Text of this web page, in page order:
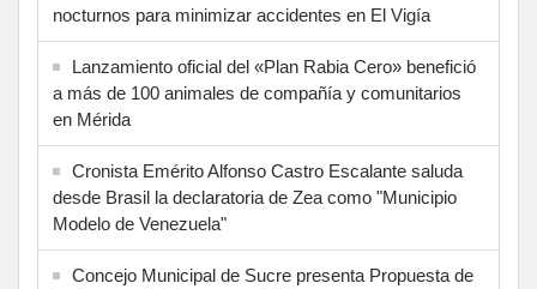
nocturnos para minimizar accidentes en El Vigía
Lanzamiento oficial del «Plan Rabia Cero» benefició
a más de 100 animales de compañía y comunitarios
en Mérida
Cronista Emérito Alfonso Castro Escalante saluda
desde Brasil la declaratoria de Zea como "Municipio
Modelo de Venezuela"
Concejo Municipal de Sucre presenta Propuesta de